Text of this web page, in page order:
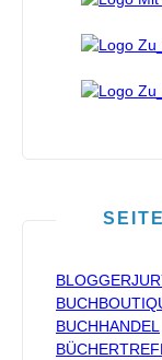
BUCHHANDEL